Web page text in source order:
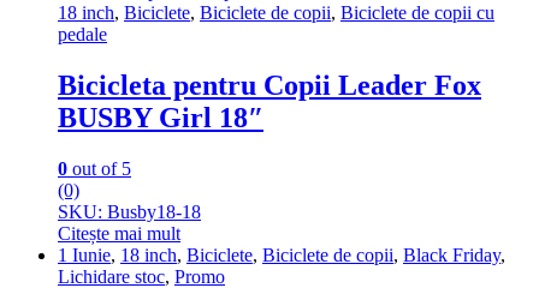
18 inch, Biciclete, Biciclete de copii, Biciclete de copii cu
pedale
Bicicleta pentru Copii Leader Fox
BUSBY Girl 18″
0 out of 5
(0)
SKU: Busby18-18
Citește mai mult
1 Iunie, 18 inch, Biciclete, Biciclete de copii, Black Friday,
Lichidare stoc, Promo